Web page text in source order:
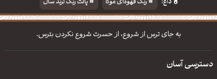
دانلود والپیپر مذهبی
تایپوگرافی شعر مولانا
به جای ترس از شروع، از حسرت شروع نکردن بترس.
دسترسی آسان